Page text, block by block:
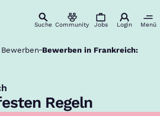
Suche Community Jobs Login Menü
Bewerben in Frankreich:
Regeln